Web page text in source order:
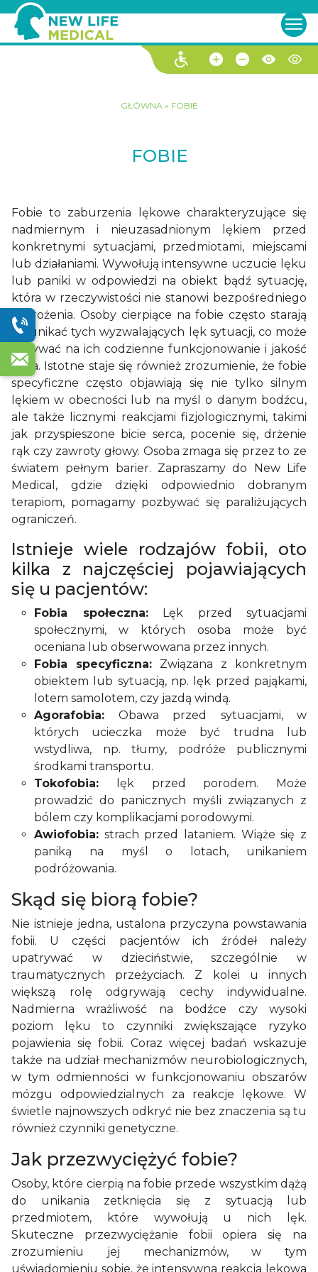
GŁÓWNA » FOBIE
FOBIE
Fobie to zaburzenia lękowe charakteryzujące się
nadmiernym i nieuzasadnionym lękiem przed
konkretnymi sytuacjami, przedmiotami, miejscami
lub działaniami. Wywołują intensywne uczucie lęku
lub paniki w odpowiedzi na obiekt bądź sytuację,
która w rzeczywistości nie stanowi bezpośredniego
zagrożenia. Osoby cierpiące na fobie często starają
się unikać tych wyzwalających lęk sytuacji, co może
wpływać na ich codzienne funkcjonowanie i jakość
życia. Istotne staje się również zrozumienie, że fobie
specyficzne często objawiają się nie tylko silnym
lękiem w obecności lub na myśl o danym bodźcu,
ale także licznymi reakcjami fizjologicznymi, takimi
jak przyspieszone bicie serca, pocenie się, drżenie
rąk czy zawroty głowy. Osoba zmaga się przez to ze
światem pełnym barier. Zapraszamy do New Life
Medical, gdzie dzięki odpowiednio dobranym
terapiom, pomagamy pozbywać się paraliżujących
ograniczeń.
Istnieje wiele rodzajów fobii, oto
kilka z najczęściej pojawiających
się u pacjentów:
Fobia społeczna:Lęk przed sytuacjami
społecznymi, w których osoba może być
oceniana lub obserwowana przez innych.
Fobia specyficzna: Związana z konkretnym
obiektem lub sytuacją, np. lęk przed pająkami,
lotem samolotem, czy jazdą windą.
Agorafobia: Obawa przed sytuacjami, w
których ucieczka może być trudna lub
wstydliwa, np. tłumy, podróże publicznymi
środkami transportu.
Tokofobia: lęk przed porodem. Może
prowadzić do panicznych myśli związanych z
bólem czy komplikacjami porodowymi.
Awiofobia: strach przed lataniem. Wiąże się z
paniką na myśl o lotach, unikaniem
podróżowania.
Skąd się biorą fobie?
Nie istnieje jedna, ustalona przyczyna powstawania
fobii. U części pacjentów ich źródeł należy
upatrywać w dzieciństwie, szczególnie w
traumatycznych przeżyciach. Z kolei u innych
większą rolę odgrywają cechy indywidualne.
Nadmierna wrażliwość na bodźce czy wysoki
poziom lęku to czynniki zwiększające ryzyko
pojawienia się fobii. Coraz więcej badań wskazuje
także na udział mechanizmów neurobiologicznych,
w tym odmienności w funkcjonowaniu obszarów
mózgu odpowiedzialnych za reakcje lękowe. W
świetle najnowszych odkryć nie bez znaczenia są tu
również czynniki genetyczne.
Jak przezwyciężyć fobie?
Osoby, które cierpią na fobie przede wszystkim dążą
do unikania zetknięcia się z sytuacją lub
przedmiotem, które wywołują u nich lęk.
Skuteczne przezwyciężanie fobii opiera się na
zrozumieniu jej mechanizmów, w tym
uświadomieniu sobie, że intensywna reakcja lękowa